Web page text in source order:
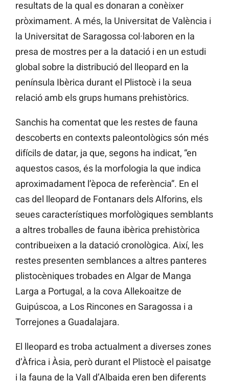
resultats de la qual es donaran a conèixer
pròximament. A més, la Universitat de València i
la Universitat de Saragossa col·laboren en la
presa de mostres per a la datació i en un estudi
global sobre la distribució del lleopard en la
península Ibèrica durant el Plistocè i la seua
relació amb els grups humans prehistòrics.
Sanchis ha comentat que les restes de fauna
descoberts en contexts paleontològics són més
difícils de datar, ja que, segons ha indicat, “en
aquestos casos, és la morfologia la que indica
aproximadament l’època de referència”. En el
cas del lleopard de Fontanars dels Alforins, els
seues característiques morfològiques semblants
a altres troballes de fauna ibèrica prehistòrica
contribueixen a la datació cronològica. Així, les
restes presenten semblances a altres panteres
plistocèniques trobades en Algar de Manga
Larga a Portugal, a la cova Allekoaitze de
Guipúscoa, a Los Rincones en Saragossa i a
Torrejones a Guadalajara.
El lleopard es troba actualment a diverses zones
d’Àfrica i Àsia, però durant el Plistocè el paisatge
i la fauna de la Vall d’Albaida eren ben diferents